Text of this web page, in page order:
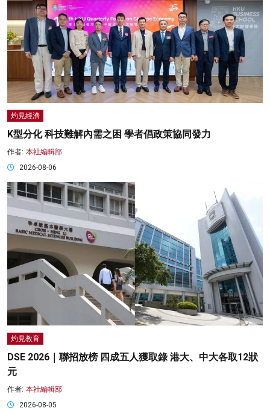
灼見經濟
K型分化 科技難解內需之困 學者倡政策協同發力
作者: 本社編輯部
2026-08-06
灼見教育
DSE 2026｜聯招放榜 四成五人獲取錄 港大、中大各取12狀
元
作者: 本社編輯部
2026-08-05